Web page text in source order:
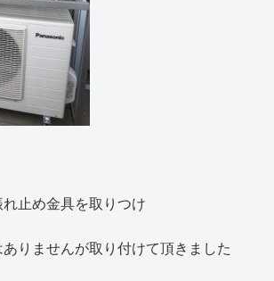
止め金具を取りつけ
りませんが取り付けて頂きました